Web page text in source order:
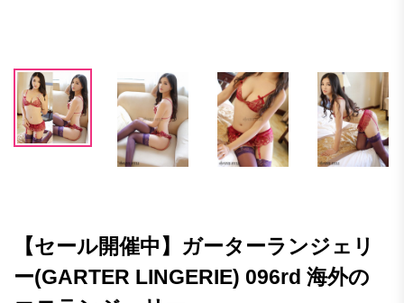
【セール開催中】ガーターランジェリ
ー(GARTER LINGERIE) 096rd 海外の